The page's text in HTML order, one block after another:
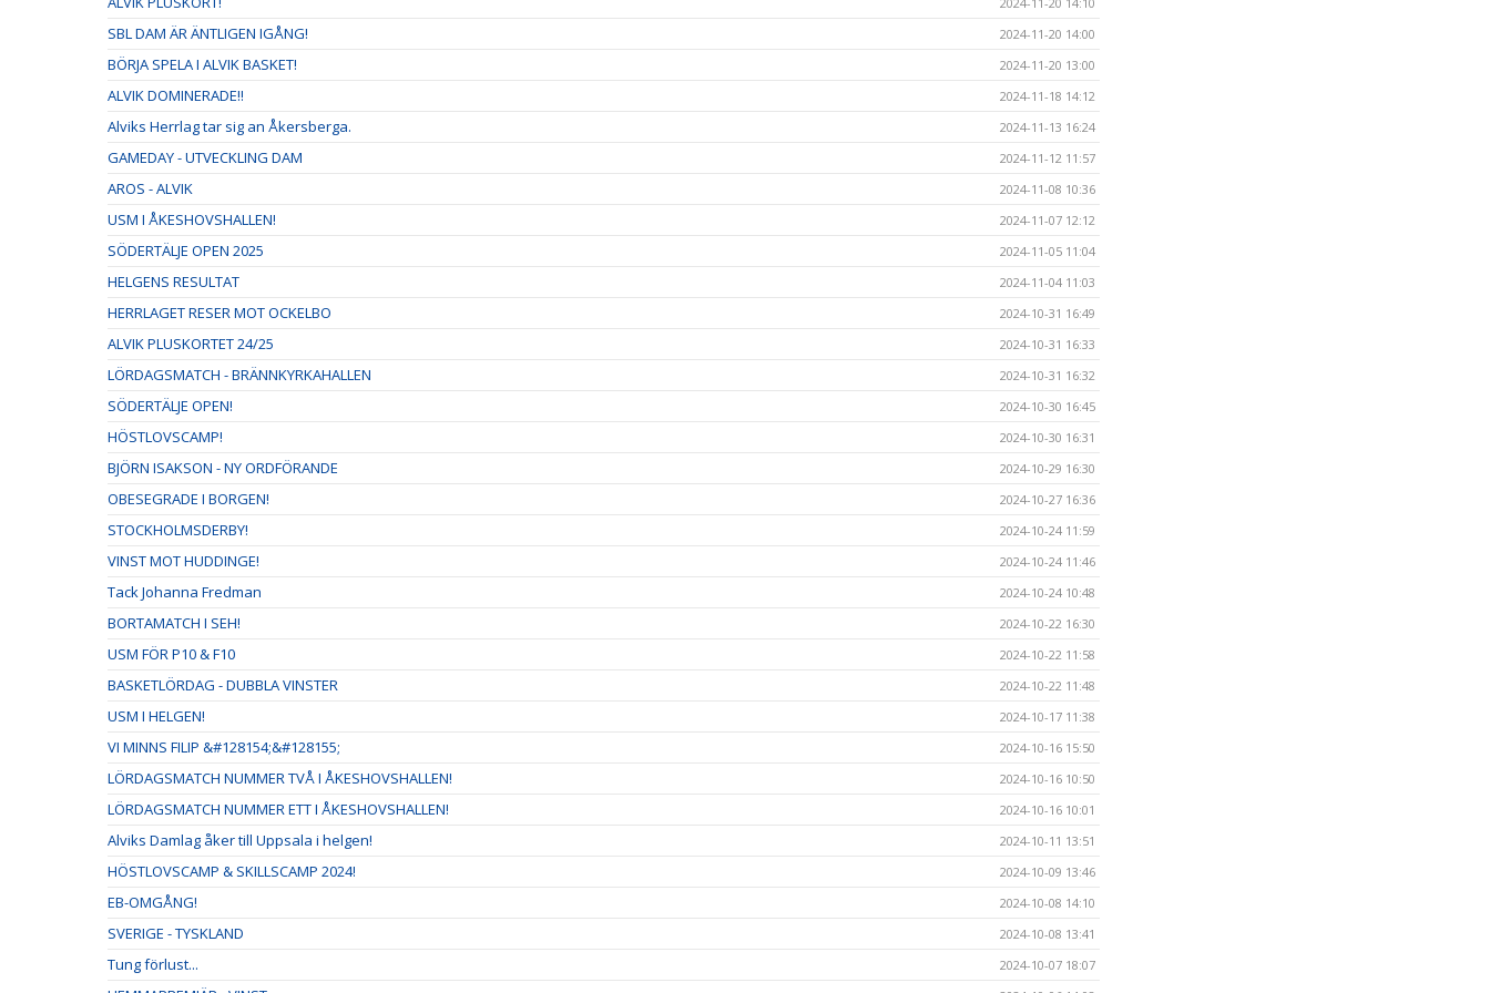
SBL DAM ÄR ÄNTLIGEN IGÅNG! 2024-11-20 14:00
BÖRJA SPELA I ALVIK BASKET! 2024-11-20 13:00
ALVIK DOMINERADE!! 2024-11-18 14:12
Alviks Herrlag tar sig an Åkersberga. 2024-11-13 16:24
GAMEDAY - UTVECKLING DAM 2024-11-12 11:57
AROS - ALVIK 2024-11-08 10:36
USM I ÅKESHOVSHALLEN! 2024-11-07 12:12
SÖDERTÄLJE OPEN 2025 2024-11-05 11:04
HELGENS RESULTAT 2024-11-04 11:03
HERRLAGET RESER MOT OCKELBO 2024-10-31 16:49
ALVIK PLUSKORTET 24/25 2024-10-31 16:33
LÖRDAGSMATCH - BRÄNNKYRKAHALLEN 2024-10-31 16:32
SÖDERTÄLJE OPEN! 2024-10-30 16:45
HÖSTLOVSCAMP! 2024-10-30 16:31
BJÖRN ISAKSON - NY ORDFÖRANDE 2024-10-29 16:30
OBESEGRADE I BORGEN! 2024-10-27 16:36
STOCKHOLMSDERBY! 2024-10-24 11:59
VINST MOT HUDDINGE! 2024-10-24 11:46
Tack Johanna Fredman 2024-10-24 10:48
BORTAMATCH I SEH! 2024-10-22 16:30
USM FÖR P10 & F10 2024-10-22 11:58
BASKETLÖRDAG - DUBBLA VINSTER 2024-10-22 11:48
USM I HELGEN! 2024-10-17 11:38
VI MINNS FILIP &#128154;&#128155; 2024-10-16 15:50
LÖRDAGSMATCH NUMMER TVÅ I ÅKESHOVSHALLEN! 2024-10-16 10:50
LÖRDAGSMATCH NUMMER ETT I ÅKESHOVSHALLEN! 2024-10-16 10:01
Alviks Damlag åker till Uppsala i helgen! 2024-10-11 13:51
HÖSTLOVSCAMP & SKILLSCAMP 2024! 2024-10-09 13:46
EB-OMGÅNG! 2024-10-08 14:10
SVERIGE - TYSKLAND 2024-10-08 13:41
Tung förlust... 2024-10-07 18:07